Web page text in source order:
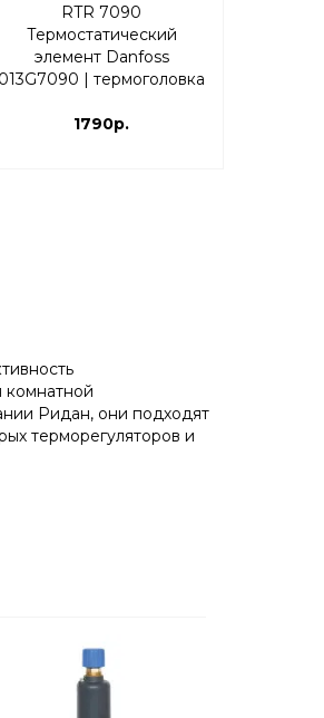
RTR 7090
Термостатический
элемент Danfoss
013G7090 | термоголовка
1790р.
комнатной
Ридан, они подходят
терморегуляторов и